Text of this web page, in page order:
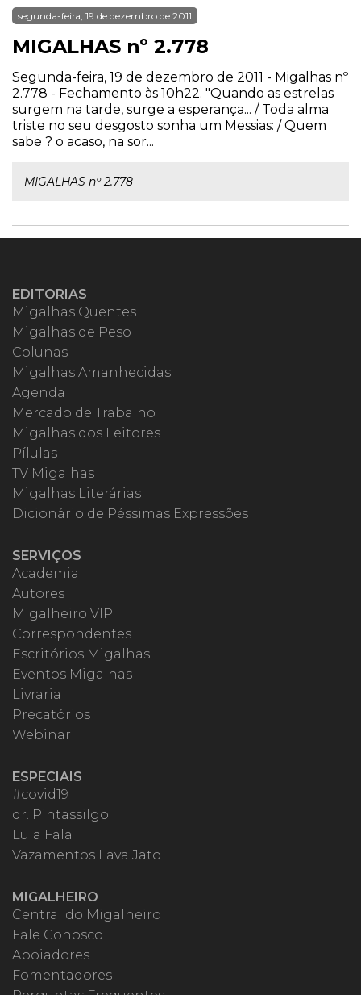
segunda-feira, 19 de dezembro de 2011
MIGALHAS nº 2.778
Segunda-feira, 19 de dezembro de 2011 - Migalhas nº
2.778 - Fechamento às 10h22. "Quando as estrelas
surgem na tarde, surge a esperança... / Toda alma
triste no seu desgosto sonha um Messias: / Quem
sabe ? o acaso, na sor...
MIGALHAS nº 2.778
EDITORIAS
Migalhas Quentes
Migalhas de Peso
Colunas
Migalhas Amanhecidas
Agenda
Mercado de Trabalho
Migalhas dos Leitores
Pílulas
TV Migalhas
Migalhas Literárias
Dicionário de Péssimas Expressões
SERVIÇOS
Academia
Autores
Migalheiro VIP
Correspondentes
Escritórios Migalhas
Eventos Migalhas
Livraria
Precatórios
Webinar
ESPECIAIS
#covid19
dr. Pintassilgo
Lula Fala
Vazamentos Lava Jato
MIGALHEIRO
Central do Migalheiro
Fale Conosco
Apoiadores
Fomentadores